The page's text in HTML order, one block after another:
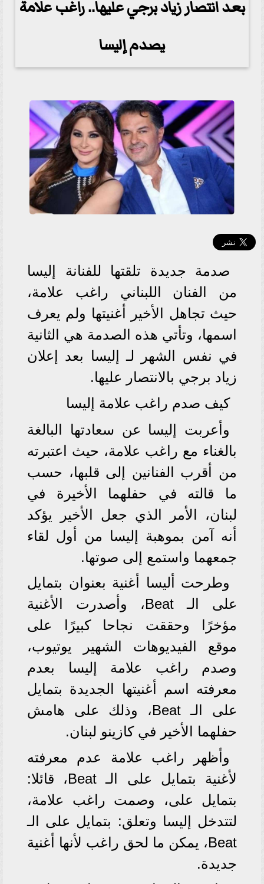
بعد انتصار زياد برجي عليها.. راغب علامة
يصدم إليسا
صدمة جديدة تلقتها للفنانة إليسا
من الفنان اللبناني راغب علامة،
حيث تجاهل الأخير أغنيتها ولم يعرف
اسمها، وتأتي هذه الصدمة هي الثانية
في نفس الشهر لـ إليسا بعد إعلان
زياد برجي بالانتصار عليها.
كيف صدم راغب علامة إليسا
وأعربت إليسا عن سعادتها البالغة
بالغناء مع راغب علامة، حيث اعتبرته
من أقرب الفنانين إلى قلبها، حسب
ما قالته في حفلهما الأخيرة في
لبنان، الأمر الذي جعل الأخير يؤكد
أنه آمن بموهبة إليسا من أول لقاء
جمعهما واستمع إلى صوتها.
وطرحت أليسا أغنية بعنوان بتمايل
على الـ Beat، وأصدرت الأغنية
مؤخرًا وحققت نجاحا كبيرًا على
موقع الفيديوهات الشهير يوتيوب،
وصدم راغب علامة إليسا بعدم
معرفته اسم أغنيتها الجديدة بتمايل
على الـ Beat، وذلك على هامش
حفلهما الأخير في كازينو لبنان.
وأظهر راغب علامة عدم معرفته
لأغنية بتمايل على الـ Beat، قائلا:
بتمايل على، وصمت راغب علامة،
لتتدخل إليسا وتعلق: بتمايل على الـ
Beat، يمكن ما لحق راغب لأنها أغنية
جديدة.